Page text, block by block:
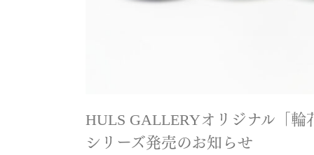
HULS GALLERYオリジナル「輪
シリーズ発売のお知らせ